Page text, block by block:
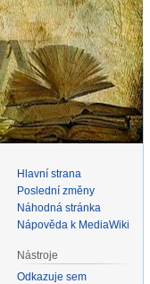
Hlavní strana
Poslední změny
Náhodná stránka
Nápověda k MediaWiki
Nástroje
Odkazuje sem